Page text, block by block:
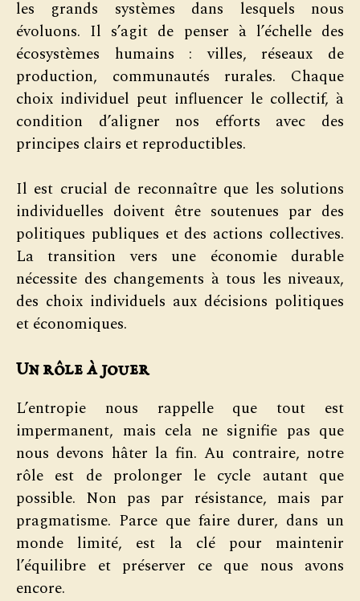
les grands systèmes dans lesquels nous
évoluons. Il s’agit de penser à l’échelle des
écosystèmes humains : villes, réseaux de
production, communautés rurales. Chaque
choix individuel peut influencer le collectif, à
condition d’aligner nos efforts avec des
principes clairs et reproductibles.
Il est crucial de reconnaître que les solutions
individuelles doivent être soutenues par des
politiques publiques et des actions collectives.
La transition vers une économie durable
nécessite des changements à tous les niveaux,
des choix individuels aux décisions politiques
et économiques.
Un rôle à jouer
L’entropie nous rappelle que tout est
impermanent, mais cela ne signifie pas que
nous devons hâter la fin. Au contraire, notre
rôle est de prolonger le cycle autant que
possible. Non pas par résistance, mais par
pragmatisme. Parce que faire durer, dans un
monde limité, est la clé pour maintenir
l’équilibre et préserver ce que nous avons
encore.